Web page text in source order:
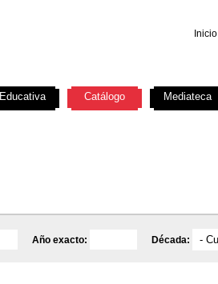
Inicio
Año exacto: Década:
Educativa Catálogo Mediateca